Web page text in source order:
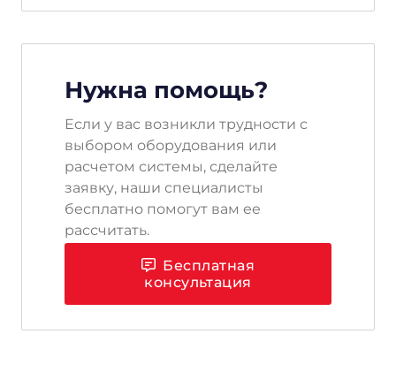
Нужна помощь?
Если у вас возникли трудности с
выбором оборудования или
расчетом системы, сделайте
заявку, наши специалисты
бесплатно помогут вам ее
рассчитать.
Бесплатная
консультация